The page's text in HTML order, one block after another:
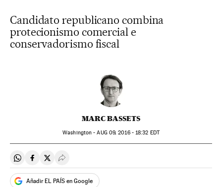
Candidato republicano combina
protecionismo comercial e
conservadorismo fiscal
MARC BASSETS
Washington -AUG09, 2016 - 18:32 EDT
Compartir en Whatsapp
Compartir en Facebook
Compartir en Twitter
Desplegar Redes Sociales
Añadir EL PAÍS en Google